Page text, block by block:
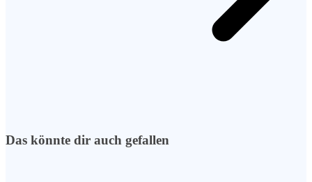
Das könnte dir auch gefallen